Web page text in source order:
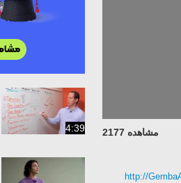
مشاهده 2177
http://
4:39